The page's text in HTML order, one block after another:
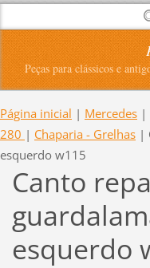
Peças para clássicos e
Página inicial | Mercedes |
280 | Chaparia - Grelhas |
esquerdo w115
Canto
esquerdo